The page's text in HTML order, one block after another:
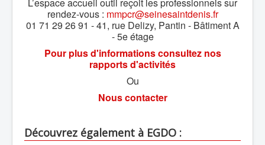
rendez-vous : mmpcr@seinesaintdenis.fr
01 71 29 26 91 - 41, rue Delizy, Pantin - Bâtiment A
- 5e étage
Pour plus d'informations consultez nos
rapports d'activités
Ou
Nous contacter
Découvrez également à EGDO :